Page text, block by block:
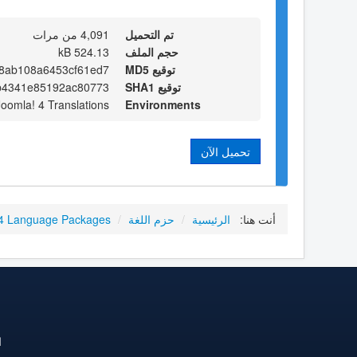
تم التحميل
4,091 من مرات
حجم الملف
524.13 kB
توقيع MD5
توقيع SHA1
Environments
4 Translations
تحميل الآن
أنت هنا: الرئيسية / حزم اللغة /
Language Packages